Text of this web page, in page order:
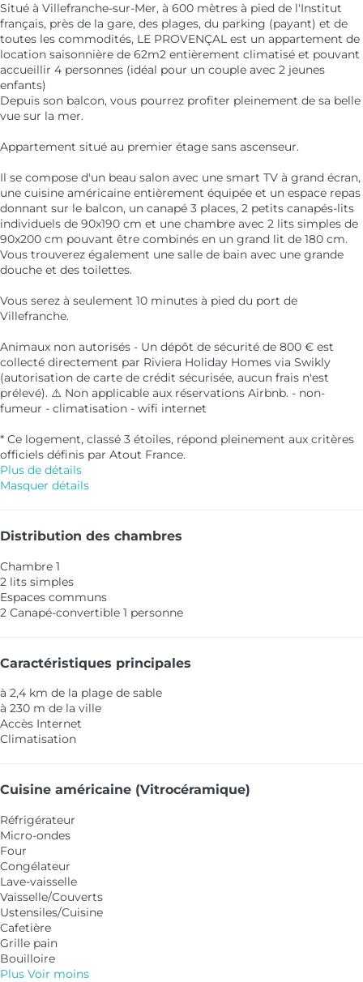
Situé à Villefranche-sur-Mer, à 600 mètres à pied de l'Institut
français, près de la gare, des plages, du parking (payant) et de
toutes les commodités, LE PROVENÇAL est un appartement de
location saisonnière de 62m2 entièrement climatisé et pouvant
accueillir 4 personnes (idéal pour un couple avec 2 jeunes
enfants)
Depuis son balcon, vous pourrez profiter pleinement de sa belle
vue sur la mer.
Appartement situé au premier étage sans ascenseur.
Il se compose d'un beau salon avec une smart TV à grand écran,
une cuisine américaine entièrement équipée et un espace repas
donnant sur le balcon, un canapé 3 places, 2 petits canapés-lits
individuels de 90x190 cm et une chambre avec 2 lits simples de
90x200 cm pouvant être combinés en un grand lit de 180 cm.
Vous trouverez également une salle de bain avec une grande
douche et des toilettes.
Vous serez à seulement 10 minutes à pied du port de
Villefranche.
Animaux non autorisés - Un dépôt de sécurité de 800 € est
collecté directement par Riviera Holiday Homes via Swikly
(autorisation de carte de crédit sécurisée, aucun frais n'est
prélevé). ⚠️ Non applicable aux réservations Airbnb. - non-
fumeur - climatisation - wifi internet
* Ce logement, classé 3 étoiles, répond pleinement aux critères
officiels définis par Atout France.
Plus de détails
Masquer détails
Distribution des chambres
Chambre 1
2 lits simples
Espaces communs
2 Canapé-convertible 1 personne
Caractéristiques principales
à 2,4 km de la plage de sable
à 230 m de la ville
Accès Internet
Climatisation
Cuisine américaine (Vitrocéramique)
Réfrigérateur
Micro-ondes
Four
Congélateur
Lave-vaisselle
Vaisselle/Couverts
Ustensiles/Cuisine
Cafetière
Grille pain
Bouilloire
Plus Voir moins